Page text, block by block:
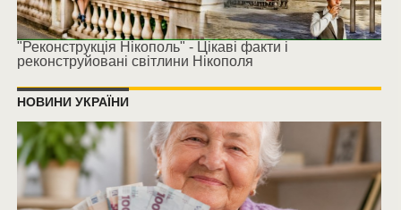
"Реконструкція Нікополь" - Цікаві факти і
реконструйовані світлини Нікополя
НОВИНИ УКРАЇНИ